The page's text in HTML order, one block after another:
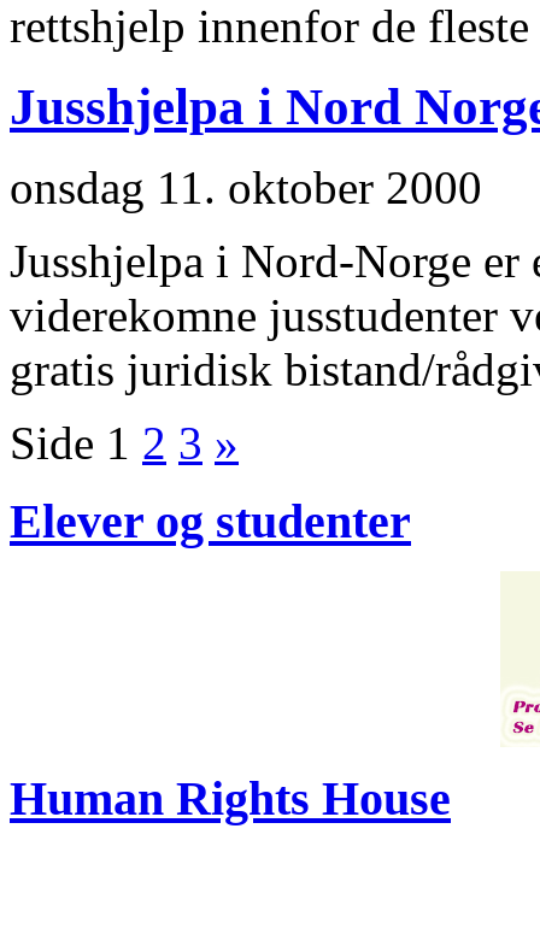
rettshjelp innenfor de
Jusshjelpa i Nord
onsdag 11. oktober 2000
Jusshjelpa i Nord-Norge
viderekomne jusstudenter
gratis juridisk bistand/
Side 1 2 3 »
Elever og studenter
Human Rights House